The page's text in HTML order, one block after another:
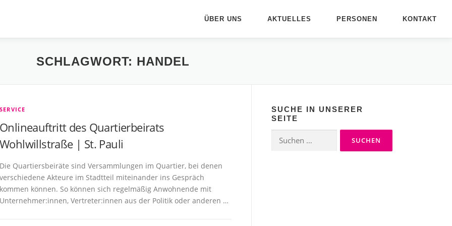
ÜBER UNS AKTUELLES PERSONEN KONTAKT
SCHLAGWORT: HANDEL
SERVICE
Onlineauftritt des Quartierbeirats
Wohlwillstraße | St. Pauli
Die Quartiersbeiräte sind Versammlungen im Quartier, bei denen
verschiedene Akteure im Stadtteil miteinander ins Gespräch
kommen können. So können sich regelmäßig Anwohnende mit
Unternehmer:innen, Vertreter:innen aus der Politik oder anderen …
SUCHE IN UNSERER
SEITE
Suchen
nach: